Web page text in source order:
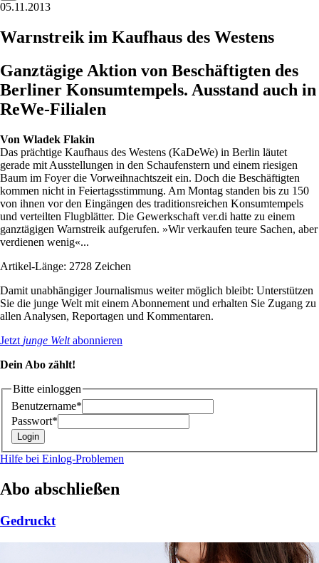
05.11.2013
Warnstreik im Kaufhaus des Westens
Ganztägige Aktion von Beschäftigten des
Berliner Konsumtempels. Ausstand auch in
ReWe-Filialen
Von Wladek Flakin
Das prächtige Kaufhaus des Westens (KaDeWe) in Berlin läutet
gerade mit Ausstellungen in den Schaufenstern und einem riesigen
Baum im Foyer die Vorweihnachtszeit ein. Doch die Beschäftigten
kommen nicht in Feiertagsstimmung. Am Montag standen bis zu 150
von ihnen vor den Eingängen des traditionsreichen Konsumtempels
und verteilten Flugblätter. Die Gewerkschaft ver.di hatte zu einem
ganztägigen Warnstreik aufgerufen. »Wir verkaufen teure Sachen, aber
verdienen wenig«...
Artikel-Länge: 2728 Zeichen
Damit unabhängiger Journalismus weiter möglich bleibt: Unterstützen
Sie die junge Welt mit einem Abonnement und erhalten Sie Zugang zu
allen Analysen, Reportagen und Kommentaren.
Jetzt junge Weltabonnieren
Dein Abo zählt!
Bitte einloggen
Benutzername*
Passwort*
Hilfe bei Einlog-Problemen
Abo abschließen
Gedruckt